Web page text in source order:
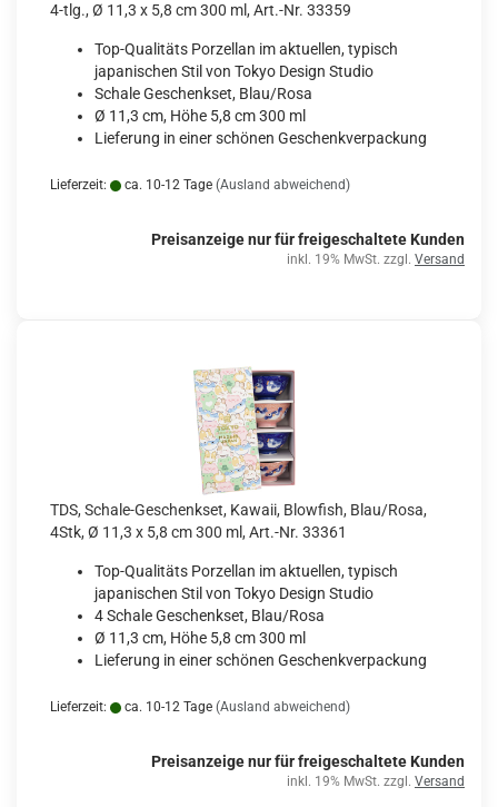
4-tlg., Ø 11,3 x 5,8 cm 300 ml, Art.-Nr. 33359
Top-Qualitäts Porzellan im aktuellen, typisch
japanischen Stil von Tokyo Design Studio
Schale Geschenkset, Blau/Rosa
Ø 11,3 cm, Höhe 5,8 cm 300 ml
Lieferung in einer schönen Geschenkverpackung
Lieferzeit: ca. 10-12 Tage (Ausland abweichend)
Preisanzeige nur für freigeschaltete Kunden
inkl. 19% MwSt. zzgl. Versand
TDS, Schale-Geschenkset, Kawaii, Blowfish, Blau/Rosa,
4Stk, Ø 11,3 x 5,8 cm 300 ml, Art.-Nr. 33361
Top-Qualitäts Porzellan im aktuellen, typisch
japanischen Stil von Tokyo Design Studio
4 Schale Geschenkset, Blau/Rosa
Ø 11,3 cm, Höhe 5,8 cm 300 ml
Lieferung in einer schönen Geschenkverpackung
Lieferzeit: ca. 10-12 Tage (Ausland abweichend)
Preisanzeige nur für freigeschaltete Kunden
inkl. 19% MwSt. zzgl. Versand